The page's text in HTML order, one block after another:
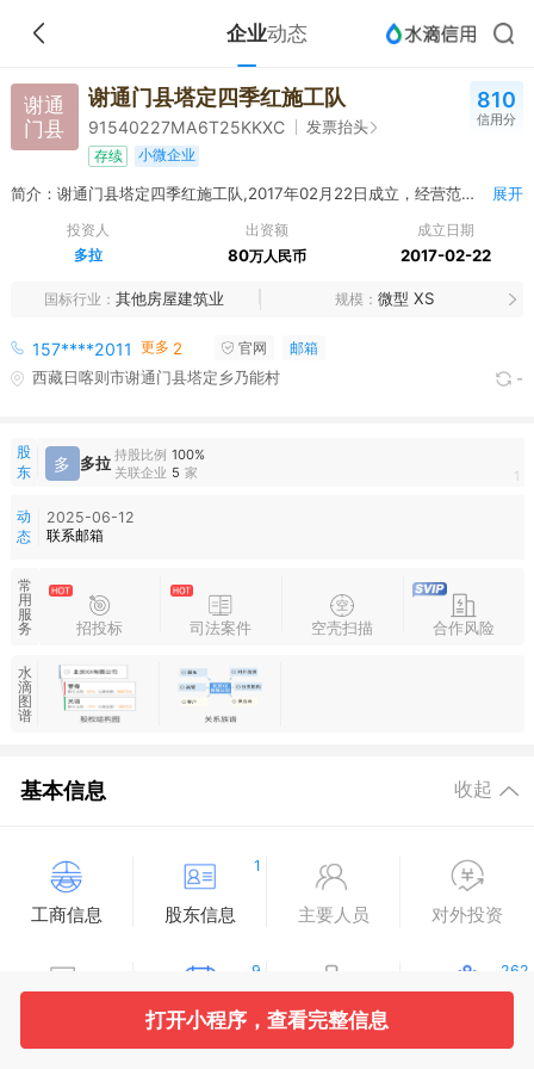
企业动态
谢通
门县
谢通门县塔定四季红施工队
91540227MA6T25KKXC 发票抬头
存续 小微企业
810
信用分
简介：谢通门县塔定四季红施工队,2017年02月22日成立，经营范围包括房屋建筑（含乡村公路、小型水利水渠、小型桥梁）。【依法须经批准的项目，经相关部门批准后方可开展经营活动】 展开
投资人
多拉
出资额
80万人民币
成立日期
2017-02-22
国标行业 其他房屋建筑业 规模 微型 XS
157****2011 更多 2 官网 邮箱
西藏日喀则市谢通门县塔定乡乃能村 -
股
东
多 多拉 持股比例 100%
关联企业 5 家 1
动
态
2025-06-12
联系邮箱
常
用
服
务
招投标 司法案件 空壳扫描 合作风险
水
滴
图
谱
基本信息 收起
工商信息
1
股东信息 主要人员 对外投资
9
企业年报 分支机构
262
打开小程序，查看完整信息